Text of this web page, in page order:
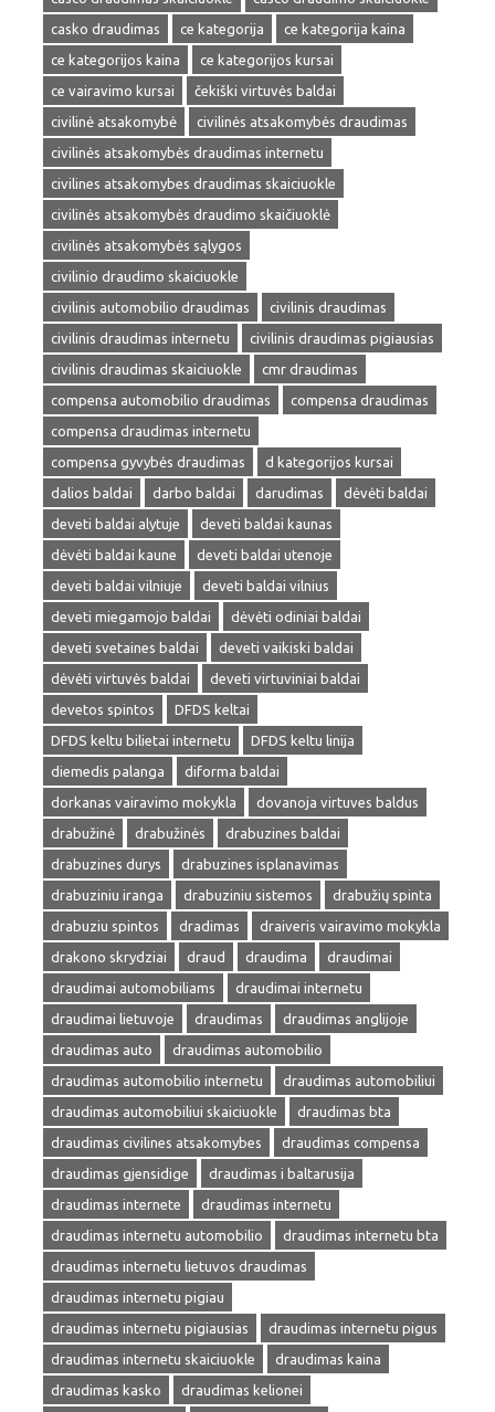
casko draudimas
ce kategorija
ce kategorija kaina
ce kategorijos kaina
ce kategorijos kursai
ce vairavimo kursai
čekiški virtuvės baldai
civilinė atsakomybė
civilinės atsakomybės draudimas
civilinės atsakomybės draudimas internetu
civilines atsakomybes draudimas skaiciuokle
civilinės atsakomybės draudimo skaičiuoklė
civilinės atsakomybės sąlygos
civilinio draudimo skaiciuokle
civilinis automobilio draudimas
civilinis draudimas
civilinis draudimas internetu
civilinis draudimas pigiausias
civilinis draudimas skaiciuokle
cmr draudimas
compensa automobilio draudimas
compensa draudimas
compensa draudimas internetu
compensa gyvybės draudimas
d kategorijos kursai
dalios baldai
darbo baldai darudimas
dėvėti baldai
deveti baldai alytuje
deveti baldai kaunas
dėvėti baldai kaune
deveti baldai utenoje
deveti baldai vilniuje
deveti baldai vilnius
deveti miegamojo baldai
dėvėti odiniai baldai
deveti svetaines baldai
deveti vaikiski baldai
dėvėti virtuvės baldai
deveti virtuviniai baldai
devetos spintos
DFDS keltai
DFDS keltu bilietai internetu
DFDS keltu linija
diemedis palanga
diforma baldai
dorkanas vairavimo mokykla
dovanoja virtuves baldus
drabužinė
drabužinės
drabuzines baldai
drabuzines durys
drabuzines isplanavimas
drabuziniu iranga
drabuziniu sistemos
drabužių spinta
drabuziu spintos
dradimas
draiveris vairavimo mokykla
drakono skrydziai
draud draudima
draudimai
draudimai automobiliams
draudimai internetu
draudimai lietuvoje
draudimas
draudimas anglijoje
draudimas auto
draudimas automobilio
draudimas automobilio internetu
draudimas automobiliui
draudimas automobiliui skaiciuokle
draudimas bta
draudimas civilines atsakomybes
draudimas compensa
draudimas gjensidige
draudimas i baltarusija
draudimas internete
draudimas internetu
draudimas internetu automobilio
draudimas internetu bta
draudimas internetu lietuvos draudimas
draudimas internetu pigiau
draudimas internetu pigiausias
draudimas internetu pigus
draudimas internetu skaiciuokle
draudimas kaina
draudimas kasko
draudimas kelionei